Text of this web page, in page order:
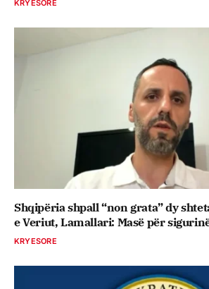
KRYESORE
Shqipëria shpall “non grata” dy
e Veriut, Lamallari: Masë për
KRYESORE